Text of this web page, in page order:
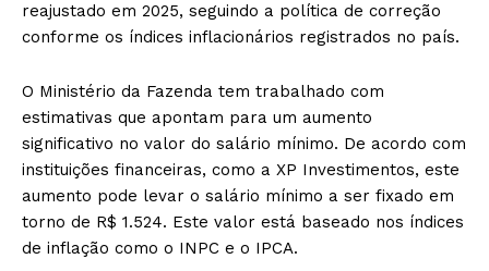
reajustado em 2025, seguindo a política de correção
conforme os índices inflacionários registrados no país.
O Ministério da Fazenda tem trabalhado com
estimativas que apontam para um aumento
significativo no valor do salário mínimo. De acordo com
instituições financeiras, como a XP Investimentos, este
aumento pode levar o salário mínimo a ser fixado em
torno de R$ 1.524. Este valor está baseado nos índices
de inflação como o INPC e o IPCA.